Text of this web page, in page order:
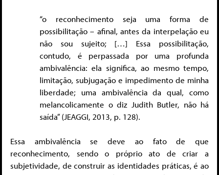
“o reconhecimento seja uma forma de
possibilitação – afinal, antes da interpelação eu
não sou sujeito; […] Essa possibilitação,
contudo, é perpassada por uma profunda
ambivalência: ela significa, ao mesmo tempo,
limitação, subjugação e impedimento de minha
liberdade; uma ambivalência da qual, como
melancolicamente o diz Judith Butler, não há
saída” (JEAGGI, 2013, p. 128).
Essa ambivalência se deve ao fato de que
reconhecimento, sendo o próprio ato de criar a
subjetividade, de construir as identidades práticas, é ao